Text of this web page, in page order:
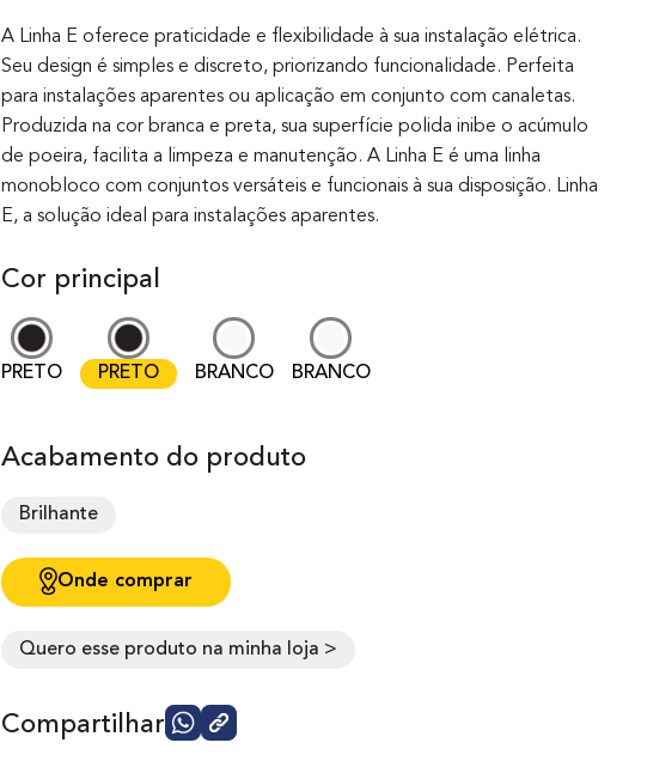
out of 0
based on
customer
rating
A Linha E oferece praticidade e flexibilidade à sua instalação elétrica.
Seu design é simples e discreto, priorizando funcionalidade. Perfeita
para instalações aparentes ou aplicação em conjunto com canaletas.
Produzida na cor branca e preta, sua superfície polida inibe o acúmulo
de poeira, facilita a limpeza e manutenção. A Linha E é uma linha
monobloco com conjuntos versáteis e funcionais à sua disposição. Linha
E, a solução ideal para instalações aparentes.
Cor principal
PRETO PRETO BRANCO BRANCO
Acabamento do produto
Brilhante
Onde comprar
Quero esse produto na minha loja >
Compartilhar